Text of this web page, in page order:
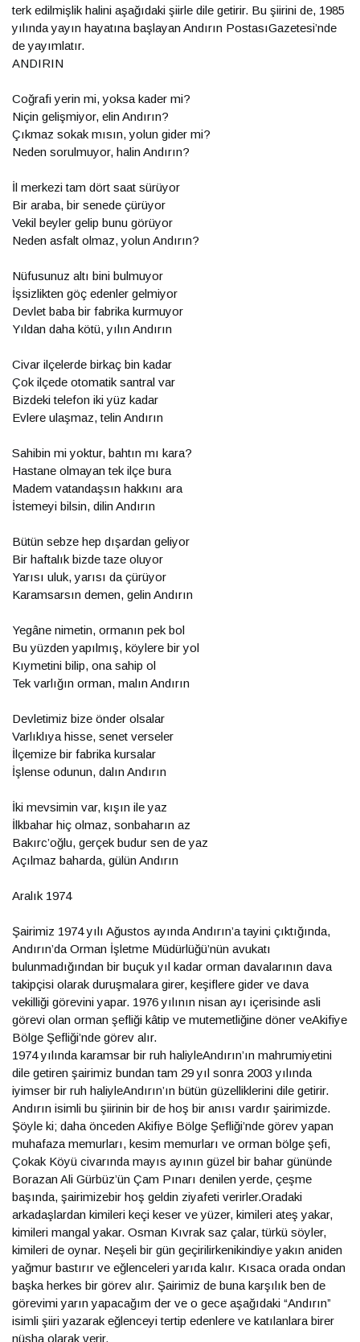
terk edilmişlik halini aşağıdaki şiirle dile getirir. Bu şiirini de, 1985
yılında yayın hayatına başlayan Andırın PostasıGazetesi’nde
de yayımlatır.
ANDIRIN
Coğrafi yerin mi, yoksa kader mi?
Niçin gelişmiyor, elin Andırın?
Çıkmaz sokak mısın, yolun gider mi?
Neden sorulmuyor, halin Andırın?
İl merkezi tam dört saat sürüyor
Bir araba, bir senede çürüyor
Vekil beyler gelip bunu görüyor
Neden asfalt olmaz, yolun Andırın?
Nüfusunuz altı bini bulmuyor
İşsizlikten göç edenler gelmiyor
Devlet baba bir fabrika kurmuyor
Yıldan daha kötü, yılın Andırın
Civar ilçelerde birkaç bin kadar
Çok ilçede otomatik santral var
Bizdeki telefon iki yüz kadar
Evlere ulaşmaz, telin Andırın
Sahibin mi yoktur, bahtın mı kara?
Hastane olmayan tek ilçe bura
Madem vatandaşsın hakkını ara
İstemeyi bilsin, dilin Andırın
Bütün sebze hep dışardan geliyor
Bir haftalık bizde taze oluyor
Yarısı uluk, yarısı da çürüyor
Karamsarsın demen, gelin Andırın
Yegâne nimetin, ormanın pek bol
Bu yüzden yapılmış, köylere bir yol
Kıymetini bilip, ona sahip ol
Tek varlığın orman, malın Andırın
Devletimiz bize önder olsalar
Varlıklıya hisse, senet verseler
İlçemize bir fabrika kursalar
İşlense odunun, dalın Andırın
İki mevsimin var, kışın ile yaz
İlkbahar hiç olmaz, sonbaharın az
Bakırc’oğlu, gerçek budur sen de yaz
Açılmaz baharda, gülün Andırın
Aralık 1974
Şairimiz 1974 yılı Ağustos ayında Andırın’a tayini çıktığında,
Andırın’da Orman İşletme Müdürlüğü’nün avukatı
bulunmadığından bir buçuk yıl kadar orman davalarının dava
takipçisi olarak duruşmalara girer, keşiflere gider ve dava
vekilliği görevini yapar. 1976 yılının nisan ayı içerisinde asli
görevi olan orman şefliği kâtip ve mutemetliğine döner veAkifiye
Bölge Şefliği’nde görev alır.
1974 yılında karamsar bir ruh haliyleAndırın’ın mahrumiyetini
dile getiren şairimiz bundan tam 29 yıl sonra 2003 yılında
iyimser bir ruh haliyleAndırın’ın bütün güzelliklerini dile getirir.
Andırın isimli bu şiirinin bir de hoş bir anısı vardır şairimizde.
Şöyle ki; daha önceden Akifiye Bölge Şefliği’nde görev yapan
muhafaza memurları, kesim memurları ve orman bölge şefi,
Çokak Köyü civarında mayıs ayının güzel bir bahar gününde
Borazan Ali Gürbüz’ün Çam Pınarı denilen yerde, çeşme
başında, şairimizebir hoş geldin ziyafeti verirler.Oradaki
arkadaşlardan kimileri keçi keser ve yüzer, kimileri ateş yakar,
kimileri mangal yakar. Osman Kıvrak saz çalar, türkü söyler,
kimileri de oynar. Neşeli bir gün geçirilirkenikindiye yakın aniden
yağmur bastırır ve eğlenceleri yarıda kalır. Kısaca orada ondan
başka herkes bir görev alır. Şairimiz de buna karşılık ben de
görevimi yarın yapacağım der ve o gece aşağıdaki “Andırın”
isimli şiiri yazarak eğlenceyi tertip edenlere ve katılanlara birer
nüsha olarak verir.